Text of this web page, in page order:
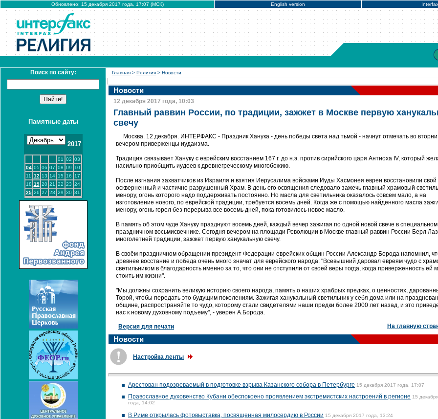
Обновлено: 15 декабря 2017 года, 17:07 (МСК) English version
Поиск по сайту:
Памятные даты
2017
01 02 03
04 05 06 07 08 09
10
11
12 13 14 15 16
17
18 19 20 21 22 23 24
25 26 27 28 29 30 31
Главная > Религия > Новости
Новости
12 декабря 2017 года, 10:03
Главный раввин России, по традиции, зажжет в Москве первую
свечу
Москва. 12 декабря. ИНТЕРФАКС - Праздник Ханука - день победы света над тьмой - начнут отмечать во
вечером приверженцы иудаизма.
Традиция связывает Хануку с еврейским восстанием 167 г. до н.э. против сирийского царя Антиоха IV, который
насильно приобщить иудеев к древнегреческому многобожию.
После изгнания захватчиков из Израиля и взятия Иерусалима войсками Иуды Хасмонея евреи восстановили свой
оскверненный и частично разрушенный Храм. В день его освящения следовало зажечь главный храмовый
менору, огонь которого надо поддерживать постоянно. Но масла для светильника оказалось совсем мало, а на
изготовление нового, по еврейской традиции, требуется восемь дней. Когда же с помощью найденного масла
менору, огонь горел без перерыва все восемь дней, пока готовилось новое масло.
В память об этом чуде Хануку празднуют восемь дней, каждый вечер зажигая по одной новой свече в специальном
праздничном восьмисвечнике. Сегодня вечером на площади Революции в Москве главный раввин России Берл
многолетней традиции, зажжет первую ханукальную свечу.
В своём праздничном обращении президент Федерации еврейских общин России Александр Борода напомнил,
древнее восстание и победа очень много значат для еврейского народа: "Всевышний даровал евреям чудо с
светильником в благодарность именно за то, что они не отступили от своей веры тогда, когда приверженность ей
стоить им жизни".
"Мы должны сохранить великую историю своего народа, память о наших храбрых предках, о ценностях,
Торой, чтобы передать это будущим поколениям. Зажигая ханукальный светильник у себя дома или на
общине, распространяйте то чудо, которому стали свидетелями наши предки более 2000 лет назад, и это
нас к новому духовному подъему", - уверен А.Борода.
Версия для печати На главную
Новости
Настройка ленты
Арестован подозреваемый в подготовке взрыва Казанского собора в Петербурге 15 декабря 2017 года, 17:07
Православное духовенство Кубани обеспокоено проявлением экстремистских настроений в регионе 15
года, 14:02
В Риме открылась фотовыставка, посвященная милосердию в России 15 декабря 2017 года, 13:24